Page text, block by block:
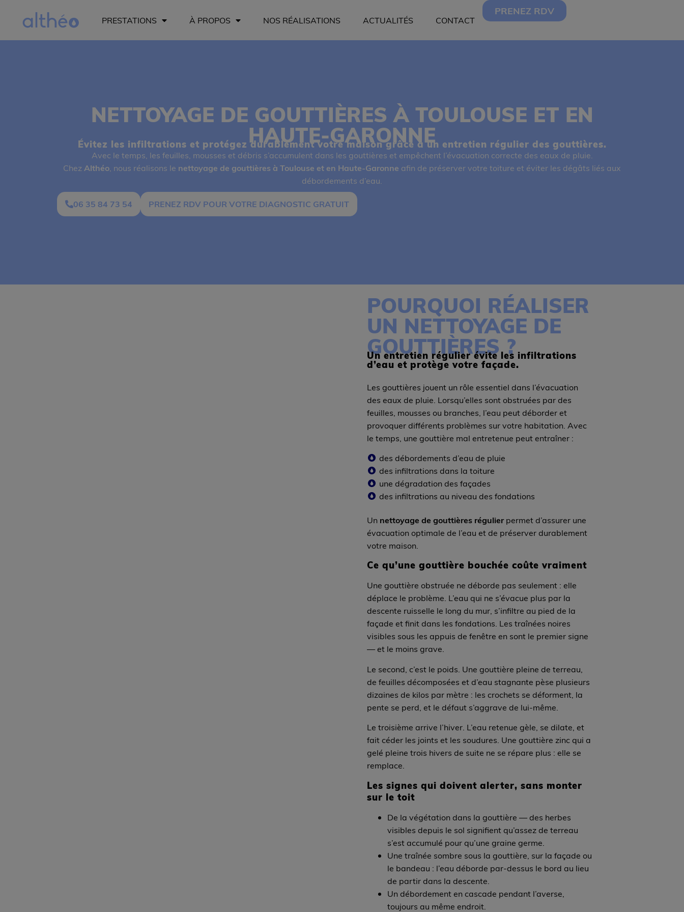
PRESTATIONS À PROPOS NOS RÉALISATIONS ACTUALITÉS CONTACT
PRENEZ RDV
NETTOYAGE DE GOUTTIÈRES À TOULOUSE ET EN
HAUTE-GARONNE
Évitez les infiltrations et protégez durablement votre maison grâce à un entretien régulier des gouttières.
Avec le temps, les feuilles, mousses et débris s’accumulent dans les gouttières et empêchent l’évacuation correcte des eaux de pluie.
Chez Althéo , nous réalisons le nettoyage de gouttières à Toulouse et en Haute-Garonne afin de préserver votre toiture et éviter les dégâts liés aux
débordements d’eau.
06 35 84 73 54 PRENEZ RDV POUR VOTRE DIAGNOSTIC GRATUIT
POURQUOI RÉALISER
UN NETTOYAGE DE
GOUTTIÈRES ?
Un entretien régulier évite les infiltrations
d’eau et protège votre façade.
Les gouttières jouent un rôle essentiel dans l’évacuation
des eaux de pluie. Lorsqu’elles sont obstruées par des
feuilles, mousses ou branches, l’eau peut déborder et
provoquer différents problèmes sur votre habitation. Avec
le temps, une gouttière mal entretenue peut entraîner :
des débordements d’eau de pluie
des infiltrations dans la toiture
une dégradation des façades
des infiltrations au niveau des fondations
Un nettoyage de gouttières régulierpermet d’assurer une
évacuation optimale de l’eau et de préserver durablement
votre maison.
Ce qu’une gouttière bouchée coûte vraiment
Une gouttière obstruée ne déborde pas seulement : elle
déplace le problème. L’eau qui ne s’évacue plus par la
descente ruisselle le long du mur, s’infiltre au pied de la
façade et finit dans les fondations. Les traînées noires
visibles sous les appuis de fenêtre en sont le premier signe
— et le moins grave.
Le second, c’est le poids. Une gouttière pleine de terreau,
de feuilles décomposées et d’eau stagnante pèse plusieurs
dizaines de kilos par mètre : les crochets se déforment, la
pente se perd, et le défaut s’aggrave de lui-même.
Le troisième arrive l’hiver. L’eau retenue gèle, se dilate, et
fait céder les joints et les soudures. Une gouttière zinc qui a
gelé pleine trois hivers de suite ne se répare plus : elle se
remplace.
Les signes qui doivent alerter, sans monter
sur le toit
De la végétation dans la gouttière — des herbes
visibles depuis le sol signifient qu’assez de terreau
s’est accumulé pour qu’une graine germe.
Une traînée sombre sous la gouttière , sur la façade ou
le bandeau : l’eau déborde par-dessus le bord au lieu
de partir dans la descente.
Un débordement en cascade pendant l’averse
toujours au même endroit.